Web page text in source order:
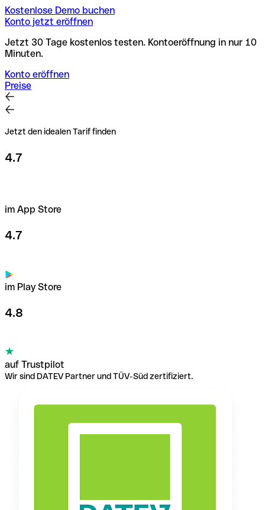
Kostenlose Demo buchen
Konto jetzt eröffnen
Jetzt 30 Tage kostenlos testen. Kontoeröffnung in nur 10
Minuten.
Konto eröffnen
Preise
Jetzt den idealen Tarif finden
4.7
im App Store
4.7
im Play Store
4.8
auf Trustpilot
Wir sind DATEV Partner und TÜV-Süd zertifiziert.